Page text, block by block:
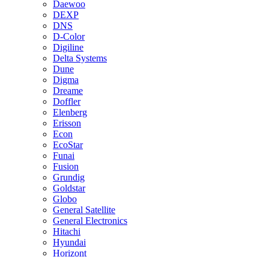
Daewoo
DEXP
DNS
D-Color
Digiline
Delta Systems
Dune
Digma
Dreame
Doffler
Elenberg
Erisson
Econ
EcoStar
Funai
Fusion
Grundig
Goldstar
Globo
General Satellite
General Electronics
Hitachi
Hyundai
Horizont